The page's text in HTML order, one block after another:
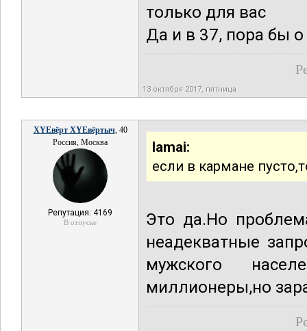
только для вас
Да и в 37, пора бы
13 октября 2017, пятница
XYEвёрт XYEвёртыч, 40
Россия, Москва
Репутация: 4169
В отпуске
lamai:
если в кармане
Это да.Но
неадекватные
мужского
миллионеры,но